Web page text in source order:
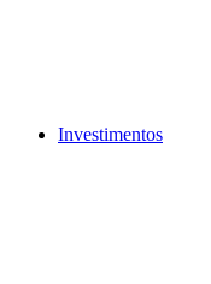
Investimentos